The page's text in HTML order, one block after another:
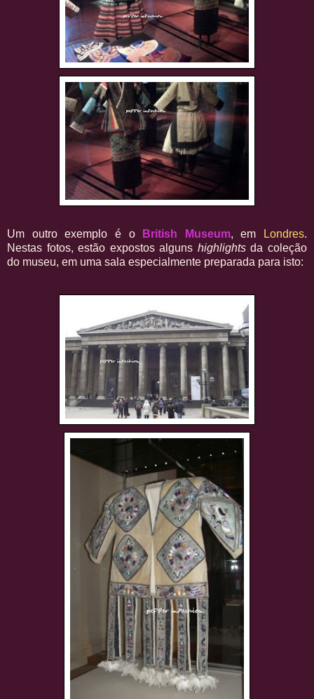
Um outro exemplo é o British Museum, em Londres.
Nestas fotos, estão expostos alguns highlightsda coleção
do museu, em uma sala especialmente preparada para isto: